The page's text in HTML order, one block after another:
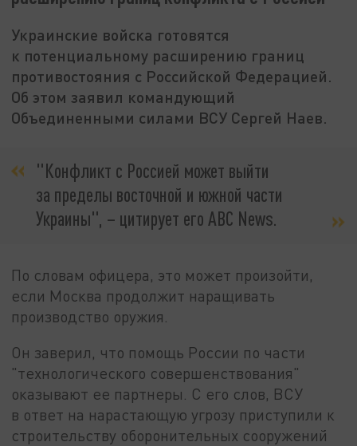
Украинские войска готовятся
к потенциальному расширению границ
противостояния с Российской Федерацией.
Об этом заявил командующий
Объединенными силами ВСУ Сергей Наев.
"Конфликт с Россией может выйти
за пределы восточной и южной части
Украины", – цитирует его ABC News.
По словам офицера, это может произойти,
если Москва продолжит наращивать
производство оружия.
Он заверил, что помощь России по части
"технологического совершенствования"
оказывают ее партнеры. С его слов, ВСУ
в ответ на нарастающую угрозу приступили к
строительству оборонительных сооружений